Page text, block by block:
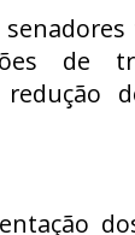
redução